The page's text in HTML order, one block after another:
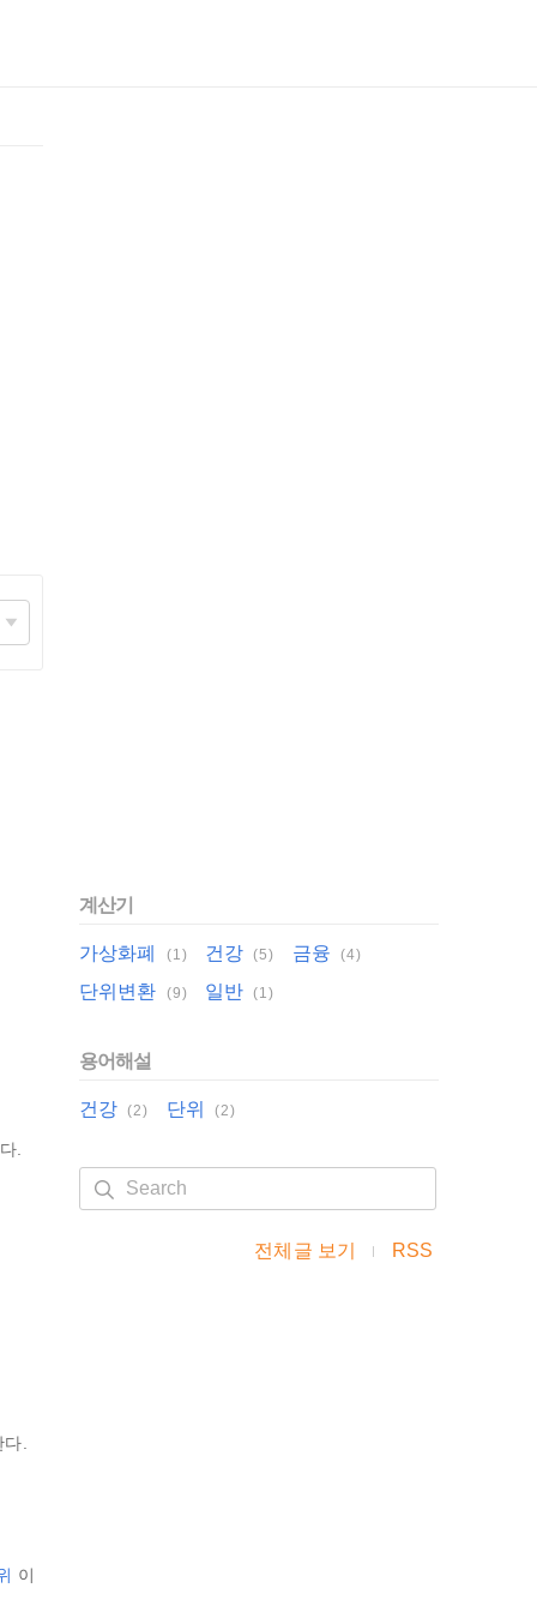
.
.
이
계산기
분야
가상화폐 (1) 건강 (5) 금융 (4)
단위변환 (9) 일반 (1)
용어해설
분야
건강 (2) 단위 (2)
검색하기 폼
전체글 보기 RSS